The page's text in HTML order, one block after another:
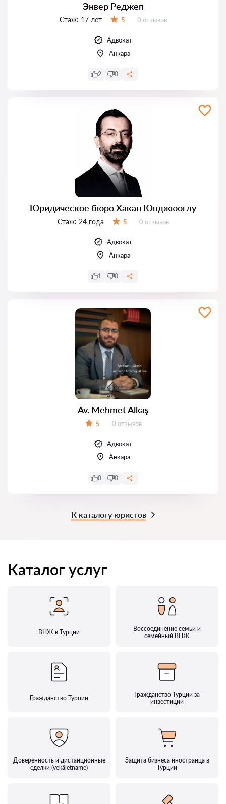
Энвер Реджеп
Стаж: 17 лет 5 Отзывов:
0 отзывов
Адвокат
Анкара
2 0
Юридическое бюро Хакан Юнджюоглу
Стаж: 24 года 5 Отзывов:
0 отзывов
Адвокат
Анкара
1 0
Av. Mehmet Alkaş
5 Отзывов:
0 отзывов
Адвокат
Анкара
0 0
К каталогу юристов
Каталог услуг
ВНЖ в Турции
Воссоединение семьи и
семейный ВНЖ
Гражданство Турции
Гражданство Турции за
инвестиции
Доверенность и дистанционные
сделки (vekâletname)
Защита бизнеса иностранца в
Турции